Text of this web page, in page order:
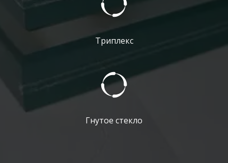
Триплекс
Гнутое стекло